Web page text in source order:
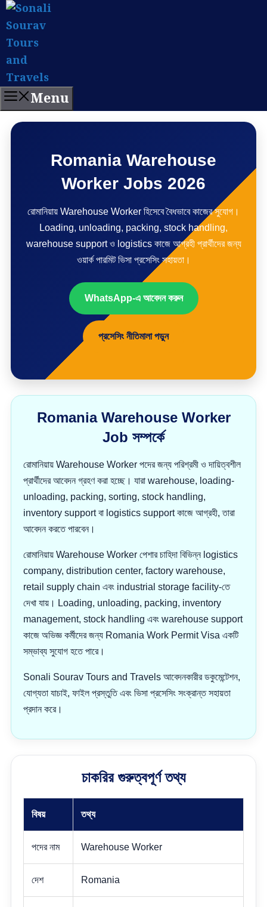
Menu
Romania Warehouse
Worker Jobs 2026
রোমানিয়ায় Warehouse Worker হিসেবে বৈধভাবে কাজের সুযোগ।
Loading, unloading, packing, stock handling,
warehouse support ও logistics কাজে আগ্রহী প্রার্থীদের জন্য
ওয়ার্ক পারমিট ভিসা প্রসেসিং সহায়তা।
WhatsApp-এ আবেদন করুন
প্রসেসিং নীতিমালা পড়ুন
Romania Warehouse Worker
Job সম্পর্কে
রোমানিয়ায় Warehouse Worker পদের জন্য পরিশ্রমী ও দায়িত্বশীল
প্রার্থীদের আবেদন গ্রহণ করা হচ্ছে। যারা warehouse, loading-
unloading, packing, sorting, stock handling,
inventory support বা logistics support কাজে আগ্রহী, তারা
আবেদন করতে পারবেন।
রোমানিয়ায় Warehouse Worker পেশার চাহিদা বিভিন্ন logistics
company, distribution center, factory warehouse,
retail supply chain এবং industrial storage facility-তে
দেখা যায়। Loading, unloading, packing, inventory
management, stock handling এবং warehouse support
কাজে অভিজ্ঞ কর্মীদের জন্য Romania Work Permit Visa একটি
সম্ভাব্য সুযোগ হতে পারে।
Sonali Sourav Tours and Travels আবেদনকারীর ডকুমেন্টেশন,
যোগ্যতা যাচাই, ফাইল প্রস্তুতি এবং ভিসা প্রসেসিং সংক্রান্ত সহায়তা
প্রদান করে।
চাকরির গুরুত্বপূর্ণ তথ্য
বিষয় তথ্য
পদের নাম Warehouse Worker
দেশ Romania